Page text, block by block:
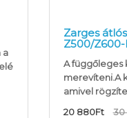
a
Zarges
Z500/
A
merevíteni.A
amivel
20 880Ft
30